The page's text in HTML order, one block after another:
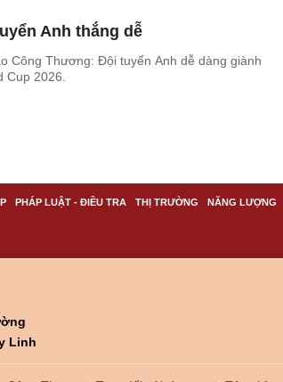
Anh thắng dễ
Công Thương: Đội tuyển Anh dễ dàng giành
2026.
PHÁP LUẬT - ĐIỀU TRA THỊ TRƯỜNG NĂNG LƯỢNG
Linh